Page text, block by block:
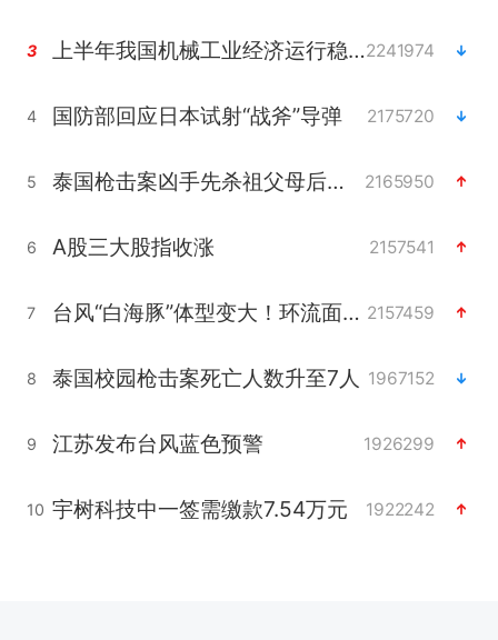
3 上半年我国机械工业经济运行稳中有进2241974
4 国防部回应日本试射“战斧”导弹 2175720
5 泰国枪击案凶手先杀祖父母后行凶 2165950
6 A股三大股指收涨 2157541
7 台风“白海豚”体型变大！环流面积接近13个浙江那么大 2157459
8 泰国校园枪击案死亡人数升至7人 1967152
9 江苏发布台风蓝色预警 1926299
10 宇树科技中一签需缴款7.54万元 1922242